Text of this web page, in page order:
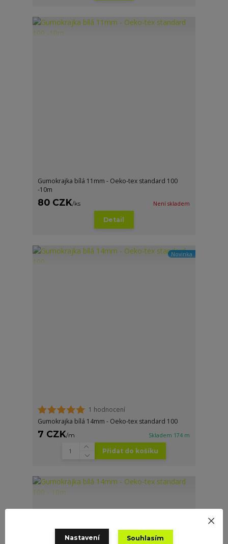
Gumokrajka bílá 11mm - Oeko-tex standard 100
-10m
80 CZK/ks Není skladem
Detail
Novinka
1 hodnocení
Gumokrajka bílá 14mm - Oeko-tex standard 100
7 CZK/m Skladem 174 m
Přidat do košíku
Nastavení Souhlasím